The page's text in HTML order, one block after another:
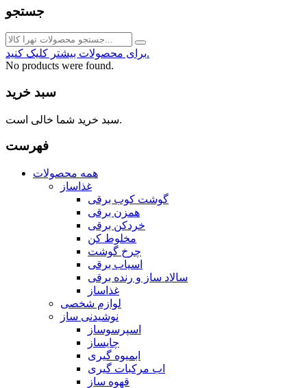
جستجو
برای محصولات بیشتر کلیک کنید.
No products were found.
سبد خرید
سبد خرید شما خالی است.
فهرست
همه محصولات
غذاساز
گوشت کوب برقی
همزن برقی
خردکن برقی
مخلوط کن
چرخ گوشت
اسیاب برقی
سالاد ساز و رنده برقی
غذاساز
لوازم شخصی
نوشیدنی ساز
اسپرسوساز
چایساز
ابمیوه گیری
اب مرکبات گیری
قهوه ساز